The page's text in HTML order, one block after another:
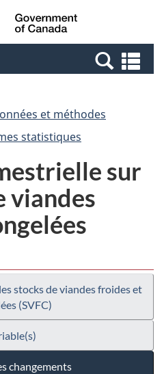
Passer
au
Passer
à
Canada
et
et méthodes
statistiques
sur
viandes
stocks de viandes froides et
(SVFC)
changements